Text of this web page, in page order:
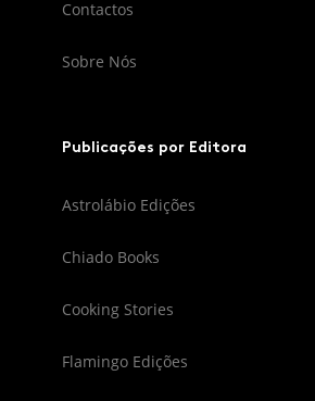
Contactos
Sobre Nós
Publicações por Editora
Astrolábio Edições
Chiado Books
Cooking Stories
Flamingo Edições